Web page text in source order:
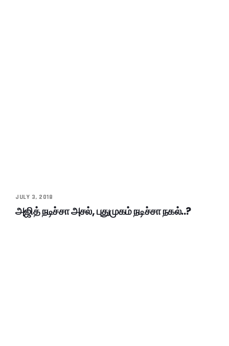
JULY 3, 2018
அஜித் நடிச்சா அசல், புதுமுகம் நடிச்சா நகல்..?